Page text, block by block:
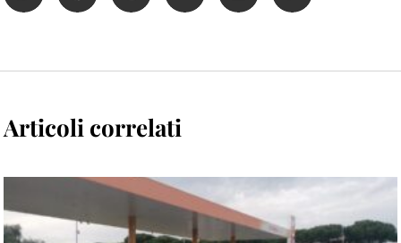
Articoli correlati